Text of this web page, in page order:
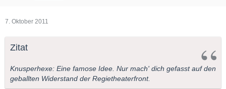
7. Oktober 2011
Zitat
Knusperhexe: Eine famose Idee. Nur mach' dich gefasst auf den
geballten Widerstand der Regietheaterfront.